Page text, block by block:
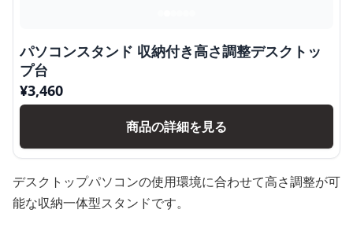
パソコンスタンド 収納付き高さ調整デスクトッ
プ台
¥3,460
商品の詳細を見る
デスクトップパソコンの使用環境に合わせて高さ調整が可
能な収納一体型スタンドです。